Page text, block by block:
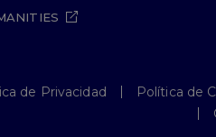
de Privacidad
Política de